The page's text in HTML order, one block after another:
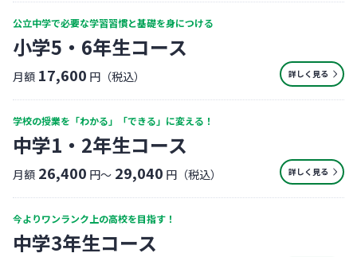
公立中学で必要な学習習慣と基礎を身につける
小学5・6年生コース
月額 17,600 円（税込） 詳しく見る
学校の授業を「わかる」「できる」に変える！
中学1・2年生コース
月額 26,400 円〜 29,040 円（税込） 詳しく見る
今よりワンランク上の高校を目指す！
中学3年生コース